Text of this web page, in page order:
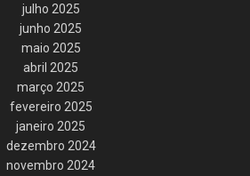
julho 2025
junho 2025
maio 2025
abril 2025
março 2025
fevereiro 2025
janeiro 2025
dezembro 2024
novembro 2024